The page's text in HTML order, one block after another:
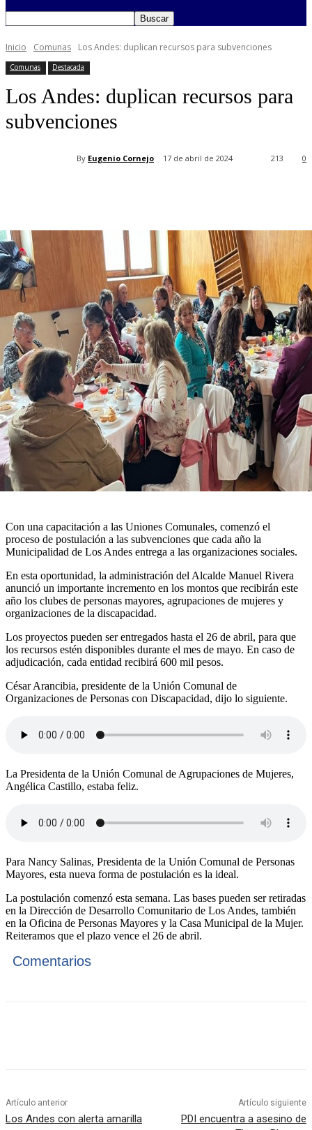
Inicio Comunas Los Andes: duplican recursos para subvenciones
Comunas Destacada
Los Andes: duplican recursos para
subvenciones
By Eugenio Cornejo 17 de abril de 2024 0
213
Con una capacitación a las Uniones Comunales, comenzó el
proceso de postulación a las subvenciones que cada año la
Municipalidad de Los Andes entrega a las organizaciones sociales.
En esta oportunidad, la administración del Alcalde Manuel Rivera
anunció un importante incremento en los montos que recibirán este
año los clubes de personas mayores, agrupaciones de mujeres y
organizaciones de la discapacidad.
Los proyectos pueden ser entregados hasta el 26 de abril, para que
los recursos estén disponibles durante el mes de mayo. En caso de
adjudicación, cada entidad recibirá 600 mil pesos.
César Arancibia, presidente de la Unión Comunal de
Organizaciones de Personas con Discapacidad, dijo lo siguiente.
La Presidenta de la Unión Comunal de Agrupaciones de Mujeres,
Angélica Castillo, estaba feliz.
Para Nancy Salinas, Presidenta de la Unión Comunal de Personas
Mayores, esta nueva forma de postulación es la ideal.
La postulación comenzó esta semana. Las bases pueden ser retiradas
en la Dirección de Desarrollo Comunitario de Los Andes, también
en la Oficina de Personas Mayores y la Casa Municipal de la Mujer.
Reiteramos que el plazo vence el 26 de abril.
Comentarios
Artículo anterior
Los Andes con alerta amarilla
Artículo siguiente
PDI encuentra a asesino de